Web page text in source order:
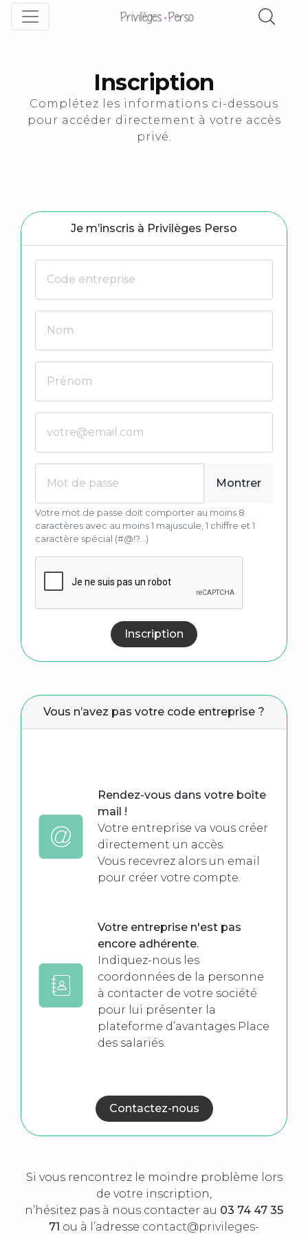
Inscription
Complétez les informations ci-dessous
pour accéder directement à votre accès
privé.
Je m’inscris à Privilèges Perso
Montrer
Votre mot de passe doit comporter au moins 8
caractères avec au moins 1 majuscule, 1 chiffre et 1
caractère spécial (#@!?...)
Inscription
Vous n’avez pas votre code entreprise ?
Rendez-vous dans votre boîte
mail !
Votre entreprise va vous créer
directement un accès.
Vous recevrez alors un email
pour créer votre compte.
Votre entreprise n'est pas
encore adhérente.
Indiquez-nous les
coordonnées de la personne
à contacter de votre société
pour lui présenter la
plateforme d’avantages Place
des salariés.
Contactez-nous
Si vous rencontrez le moindre problème lors
de votre inscription,
n’hésitez pas à nous contacter au 03 74 47 35
71 ou à l’adresse contact@privileges-